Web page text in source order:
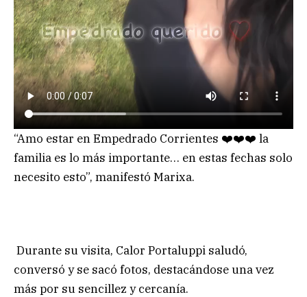
“Amo estar en Empedrado Corrientes ❤️❤️❤️ la
familia es lo más importante… en estas fechas solo
necesito esto”, manifestó Marixa.
Durante su visita, Calor Portaluppi saludó,
conversó y se sacó fotos, destacándose una vez
más por su sencillez y cercanía.